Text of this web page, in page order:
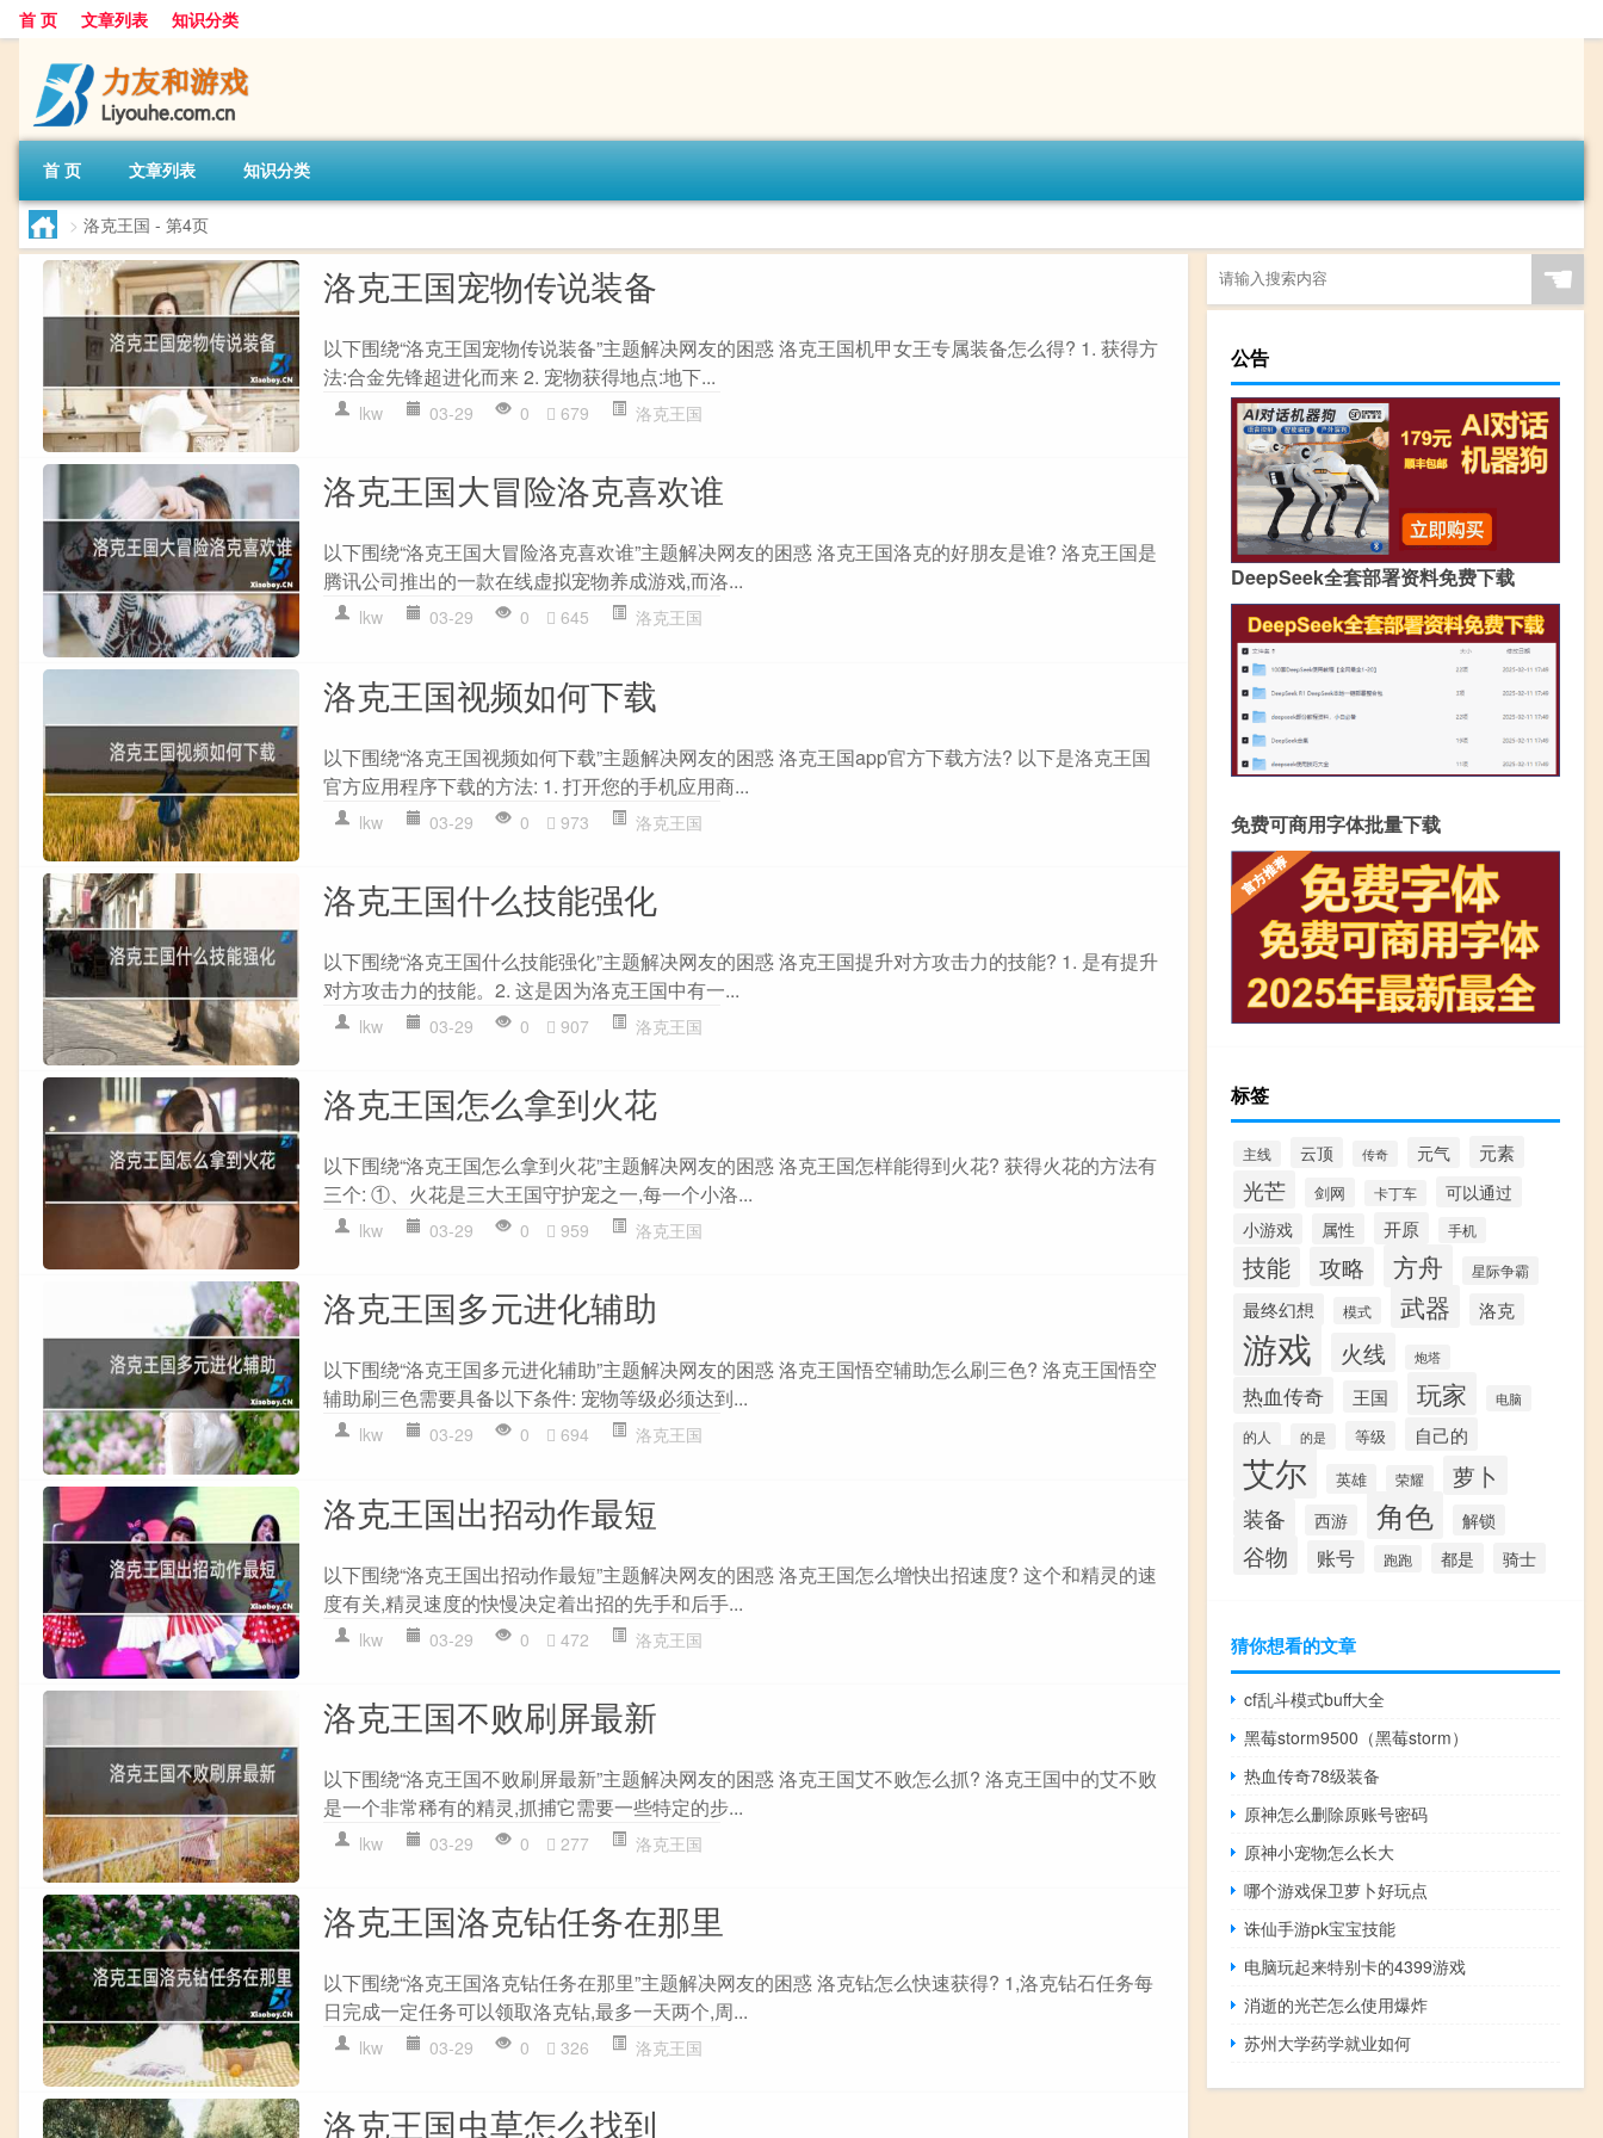
首 页 文章列表 知识分类
首 页 文章列表 知识分类
> 洛克王国 - 第4页
洛克王国宠物传说装备
以下围绕“洛克王国宠物传说装备”主题解决网友的困惑 洛克王国机甲女王专属装备怎么得? 1. 获得方
法:合金先锋超进化而来 2. 宠物获得地点:地下...
lkw 03-29 0 679 洛克王国
洛克王国大冒险洛克喜欢谁
以下围绕“洛克王国大冒险洛克喜欢谁”主题解决网友的困惑 洛克王国洛克的好朋友是谁? 洛克王国是
腾讯公司推出的一款在线虚拟宠物养成游戏,而洛...
lkw 03-29 0 645 洛克王国
洛克王国视频如何下载
以下围绕“洛克王国视频如何下载”主题解决网友的困惑 洛克王国app官方下载方法? 以下是洛克王国
官方应用程序下载的方法: 1. 打开您的手机应用商...
lkw 03-29 0 973 洛克王国
洛克王国什么技能强化
以下围绕“洛克王国什么技能强化”主题解决网友的困惑 洛克王国提升对方攻击力的技能? 1. 是有提升
对方攻击力的技能。2. 这是因为洛克王国中有一...
lkw 03-29 0 907 洛克王国
洛克王国怎么拿到火花
以下围绕“洛克王国怎么拿到火花”主题解决网友的困惑 洛克王国怎样能得到火花? 获得火花的方法有
三个: ①、火花是三大王国守护宠之一,每一个小洛...
lkw 03-29 0 959 洛克王国
洛克王国多元进化辅助
以下围绕“洛克王国多元进化辅助”主题解决网友的困惑 洛克王国悟空辅助怎么刷三色? 洛克王国悟空
辅助刷三色需要具备以下条件: 宠物等级必须达到...
lkw 03-29 0 694 洛克王国
洛克王国出招动作最短
以下围绕“洛克王国出招动作最短”主题解决网友的困惑 洛克王国怎么增快出招速度? 这个和精灵的速
度有关,精灵速度的快慢决定着出招的先手和后手...
lkw 03-29 0 472 洛克王国
洛克王国不败刷屏最新
以下围绕“洛克王国不败刷屏最新”主题解决网友的困惑 洛克王国艾不败怎么抓? 洛克王国中的艾不败
是一个非常稀有的精灵,抓捕它需要一些特定的步...
lkw 03-29 0 277 洛克王国
洛克王国洛克钻任务在那里
以下围绕“洛克王国洛克钻任务在那里”主题解决网友的困惑 洛克钻怎么快速获得? 1,洛克钻石任务每
日完成一定任务可以领取洛克钻,最多一天两个,周...
lkw 03-29 0 326 洛克王国
洛克王国虫草怎么找到
☚
公告
DeepSeek全套部署资料免费下载
免费可商用字体批量下载
标签
主线 云顶 传奇 元气 元素
光芒 剑网 卡丁车
可以通过
小游戏
属性 开原 手机
技能 攻略 方舟 星际争霸
最终幻想 模式 武器 洛克
游戏 火线 炮塔
热血传奇 王国 玩家 电脑
的人 的是 等级 自己的
艾尔 英雄 荣耀 萝卜
装备 西游 角色 解锁
谷物 账号 跑跑 都是 骑士
猜你想看的文章
cf乱斗模式buff大全
黑莓storm9500（黑莓storm）
热血传奇78级装备
原神怎么删除原账号密码
原神小宠物怎么长大
哪个游戏保卫萝卜好玩点
诛仙手游pk宝宝技能
电脑玩起来特别卡的4399游戏
消逝的光芒怎么使用爆炸
苏州大学药学就业如何